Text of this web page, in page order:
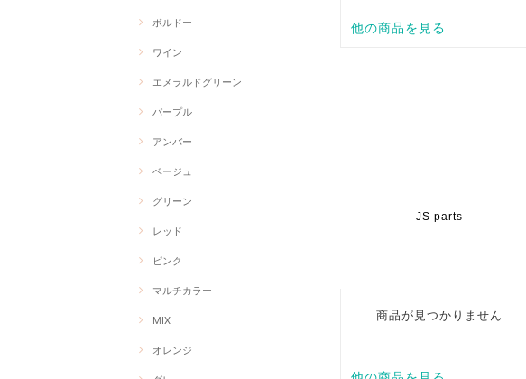
ボルドー
ワイン
エメラルドグリーン
パープル
アンバー
ベージュ
グリーン
レッド
ピンク
マルチカラー
MIX
オレンジ